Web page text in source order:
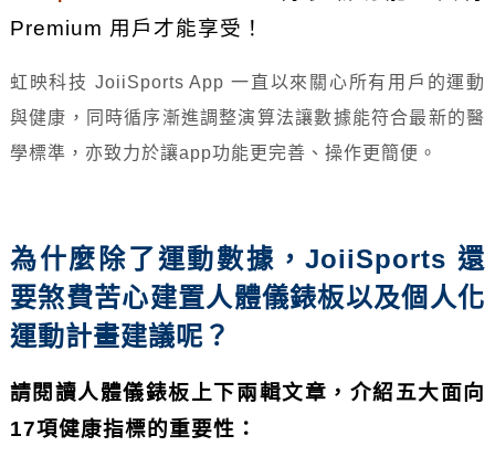
Premium 用戶才能享受！
虹映科技 JoiiSports App 一直以來關心所有用戶的運動
與健康，同時循序漸進調整演算法讓數據能符合最新的醫
學標準，亦致力於讓app功能更完善、操作更簡便。
為什麼除了運動數據，JoiiSports 還
要煞費苦心建置人體儀錶板以及個人化
運動計畫建議呢？
請閱讀人體儀錶板上下兩輯文章，介紹五大面向
17項健康指標的重要性：